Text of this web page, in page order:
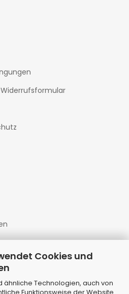
Cookies und
ähnliche Technologien, auch von